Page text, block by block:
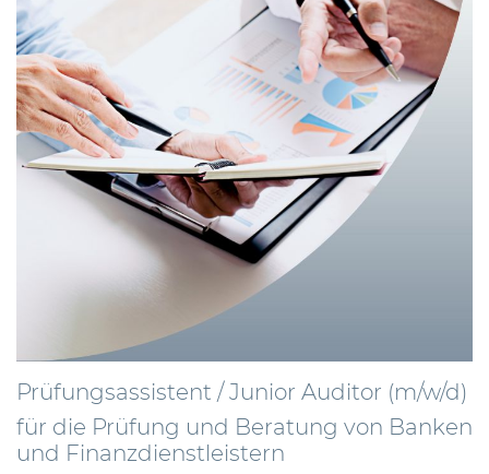
Prüfungsassistent / Junior Auditor (m/w/d)
für die Prüfung und Beratung von Banken
und Finanzdienstleistern